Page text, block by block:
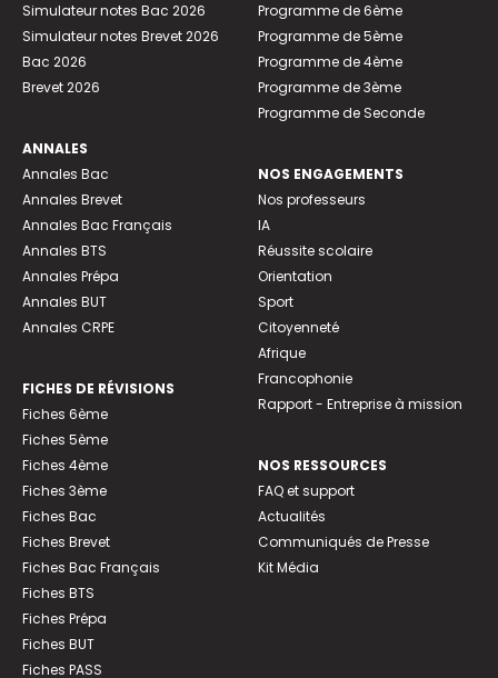
Simulateur notes Bac 2026
Simulateur notes Brevet 2026
Bac 2026
Brevet 2026
ANNALES
Annales Bac
Annales Brevet
Annales Bac Français
Annales BTS
Annales Prépa
Annales BUT
Annales CRPE
FICHES DE RÉVISIONS
Fiches 6ème
Fiches 5ème
Fiches 4ème
Fiches 3ème
Fiches Bac
Fiches Brevet
Fiches Bac Français
Fiches BTS
Fiches Prépa
Fiches BUT
Fiches PASS
Programme de 6ème
Programme de 5ème
Programme de 4ème
Programme de 3ème
Programme de Seconde
NOS ENGAGEMENTS
Nos professeurs
IA
Réussite scolaire
Orientation
Sport
Citoyenneté
Afrique
Francophonie
Rapport - Entreprise à mission
NOS RESSOURCES
FAQ et support
Actualités
Communiqués de Presse
Kit Média